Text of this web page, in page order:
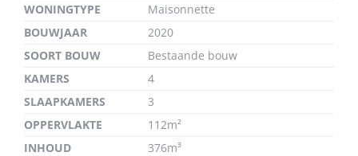
WONINGTYPE
Maisonnette
BOUWJAAR
2020
SOORT BOUW
Bestaande bouw
KAMERS
4
SLAAPKAMERS
3
OPPERVLAKTE
112m²
INHOUD
376m³